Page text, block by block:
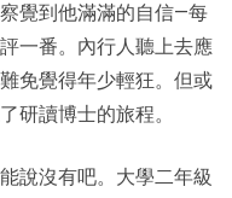
覺到他滿滿的自信—每
一番。內行人聽上去應
免覺得年少輕狂。但或
研讀博士的旅程。
說沒有吧。大學二年級